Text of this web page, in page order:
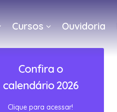
Cursos Ouvidoria
Confira o
calendário 2026
Clique para acessar!